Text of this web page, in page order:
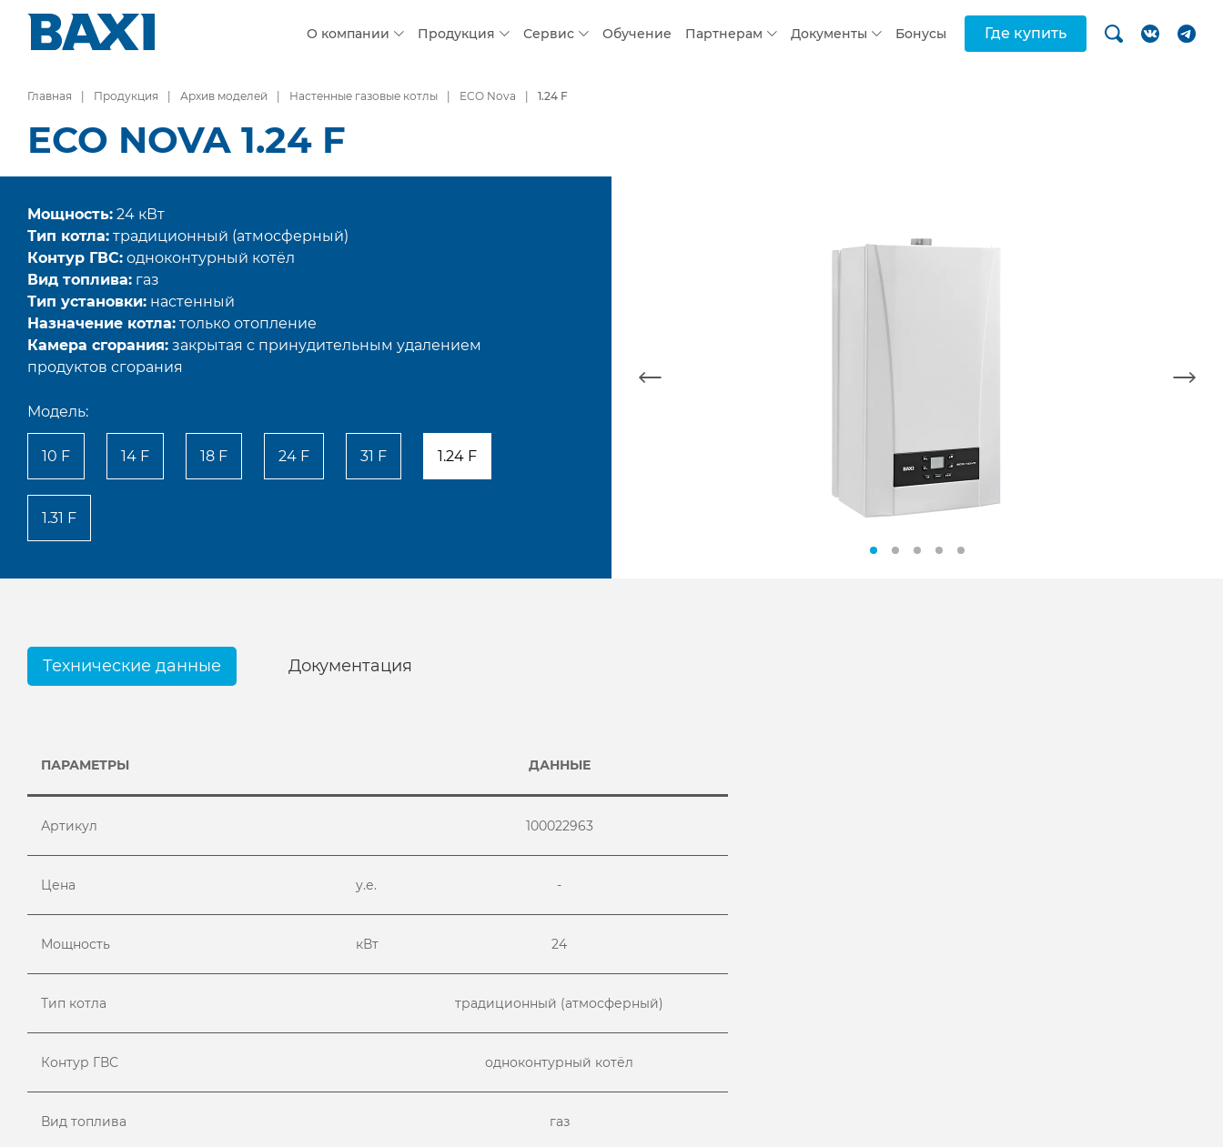
О компании Продукция Сервис Обучение Партнерам Документы Бонусы Где купить
Главная Продукция Архив моделей Настенные газовые котлы ECO Nova 1.24 F
ECO NOVA 1.24 F
Мощность: 24 кВт
Тип котла: традиционный (атмосферный)
Контур ГВС: одноконтурный котёл
Вид топлива: газ
Тип установки: настенный
Назначение котла: только отопление
Камера сгорания: закрытая с принудительным удалением
продуктов сгорания
Модель:
10 F 14 F 18 F 24 F 31 F 1.24 F
1.31 F
Технические данные Документация
ПАРАМЕТРЫ ДАННЫЕ
Артикул 100022963
Цена у.е. -
Мощность кВт 24
Тип котла традиционный (атмосферный)
Контур ГВС одноконтурный котёл
Вид топлива газ